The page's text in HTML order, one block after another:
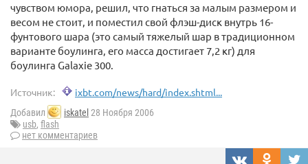
чувством юмора, решил, что гнаться за малым размером и
весом не стоит, и поместил свой флэш-диск внутрь 16-
фунтового шара (это самый тяжелый шар в традиционном
варианте боулинга, его масса достигает 7,2 кг) для
боулинга Galaxie 300.
Источник: ixbt.com/news/hard/index.shtml...
Добавил iskatel 28 Ноября 2006
usb, flash
нет комментариев